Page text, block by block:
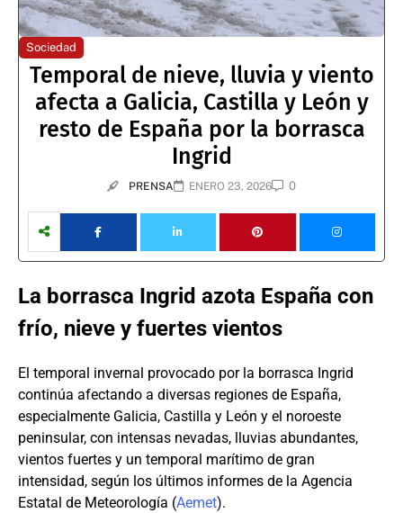
Sociedad
Temporal de nieve, lluvia y viento
afecta a Galicia, Castilla y León y
resto de España por la borrasca
Ingrid
PRENSA ENERO 23, 2026 0
La borrasca Ingrid azota España con
frío, nieve y fuertes vientos
El temporal invernal provocado por la borrasca Ingrid
continúa afectando a diversas regiones de España,
especialmente Galicia, Castilla y León y el noroeste
peninsular, con intensas nevadas, lluvias abundantes,
vientos fuertes y un temporal marítimo de gran
intensidad, según los últimos informes de la Agencia
Estatal de Meteorología (Aemet).